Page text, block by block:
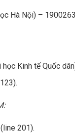
Hà Nội) –
Kinh tế Quốc
201).